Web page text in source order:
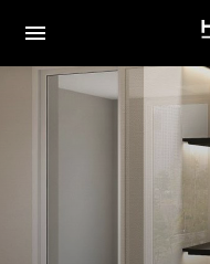
전체
메뉴